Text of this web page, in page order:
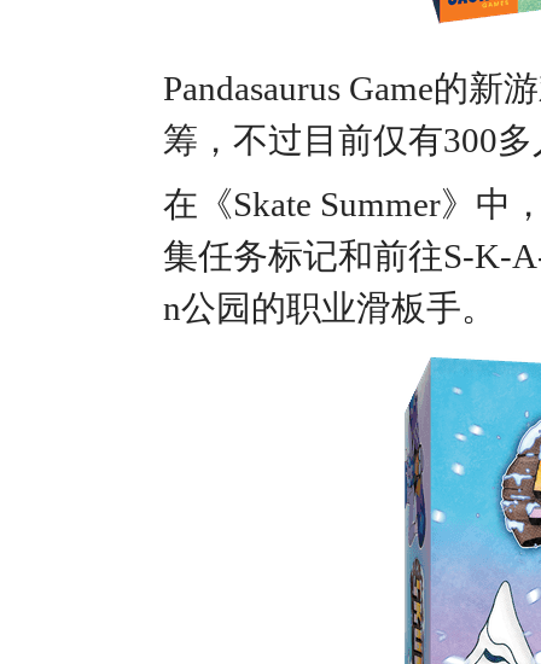
Pandasaurus Game的新
筹，不过目前仅有300
在《Skate Summer》
集任务标记和前往S-K-
n公园的职业滑板手。